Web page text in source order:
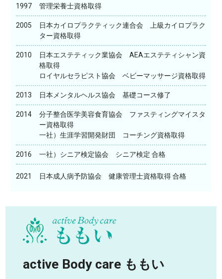
1997 管理栄養士資格取得
2005
日本カイロプラクティック連合会 上級カイロプラク
ター資格取得
2010
日本エステティック業協会 AEAエステティシャン資
格取得
ロイヤルセラピスト協会 ベビーマッサージ資格取得
2013 日本メンタルヘルス協会 基礎コース修了
2014
分子整合医学美容食育協会 ファスティングマイスタ
ー資格取得
一社）生涯学習開発財団 コーチング資格取得
2016 一社）シニア検定協会 シニア検定 合格
2021 日本成人病予防協会 健康管理士資格取得 合格
active Body care ももい